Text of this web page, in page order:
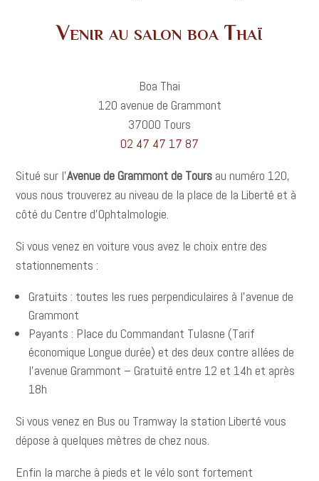
Venir au salon boa Thaï
Boa Thai
120 avenue de Grammont
37000 Tours
02 47 47 17 87
Situé sur l’Avenue de Grammont de Tours au numéro 120,
vous nous trouverez au niveau de la place de la Liberté et à
côté du Centre d’Ophtalmologie.
Si vous venez en voiture vous avez le choix entre des
stationnements :
Gratuits : toutes les rues perpendiculaires à l’avenue de
Grammont
Payants : Place du Commandant Tulasne (Tarif
économique Longue durée) et des deux contre allées de
l’avenue Grammont – Gratuité entre 12 et 14h et après
18h
Si vous venez en Bus ou Tramway la station Liberté vous
dépose à quelques mètres de chez nous.
Enfin la marche à pieds et le vélo sont fortement